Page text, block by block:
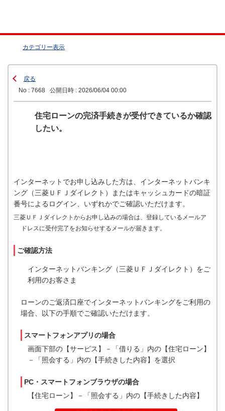
カテゴリー表示
戻る
No : 7668
公開日時 : 2026/06/04 00:00
住宅ローンの完済手続きが受付できているか確認
したい。
インターネットでお申し込みした方は、インターネットバンキ
ング（三菱ＵＦＪダイレクト）またはキャッシュカードの暗証
番号によるログイン、いずれかでご確認いただけます。
三菱ＵＦＪダイレクトからお申し込みの場合は、登録しているメールア
ドレスに受付完了をお知らせするメールが届きます。
ご確認方法
インターネットバンキング（三菱ＵＦＪダイレクト）をご
利用のお客さま
ローンのご返済口座でインターネットバンキングをご利用の
場合、以下の手順でご確認いただけます。
スマートフォンアプリの場合
画面下部の【サービス】－「借りる」内の【住宅ローン】
－「照会する」内の【手続きした内容】を選択
PC・スマートフォンブラウザの場合
【住宅ローン】－「照会する」内の【手続きした内容】